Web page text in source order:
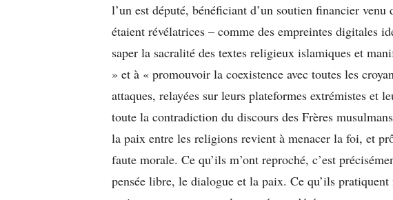
l’un est député, bénéficiant d’un soutien financier venu
étaient révélatrices – comme des empreintes digitales
saper la sacralité des textes religieux islamiques et
» et à « promouvoir la coexistence avec toutes les
attaques, relayées sur leurs plateformes extrémistes et
toute la contradiction du discours des Frères
la paix entre les religions revient à menacer la foi, et
faute morale. Ce qu’ils m’ont reproché, c’est
pensée libre, le dialogue et la paix. Ce qu’ils pratiquent